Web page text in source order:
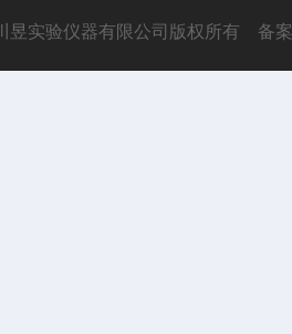
昱实验仪器有限公司版权所有 备